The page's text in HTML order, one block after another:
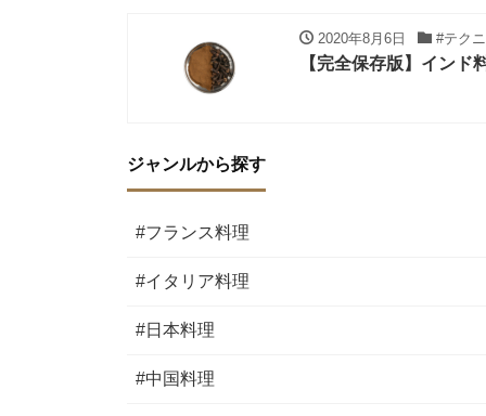
2020年8月6日 #テク
【完全保存版】イン
ジャンルから探す
#フランス料理
#イタリア料理
#日本料理
#中国料理